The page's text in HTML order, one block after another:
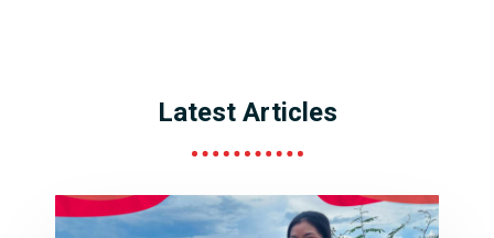
Latest Articles